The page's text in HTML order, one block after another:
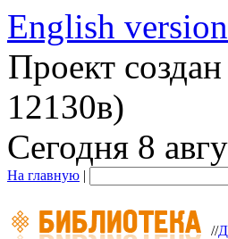
English
Проект
12130в)
Сегодня 8
На главную |
//